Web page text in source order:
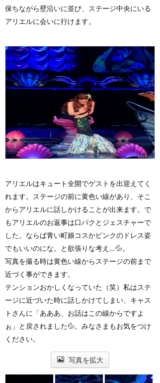
保ちながら壁沿いに並び、ステージ中央にいる
アリエルに会いに行けます。
アリエルはキュート全開でゲストを出迎えてく
れます。ステージの前に黄色い線があり、そこ
からアリエルに話しかけることが出来ます。で
もアリエルのお返事は口パクとジェスチャーで
した。ならば青い町娘コスかピンクのドレス姿
でもいいのにな。と欲張りな考え…💦。
写真を撮る時は黄色い線からステージの前まで
近づく事ができます。
テンションおかしくなっていた（笑）私はステ
ージに近づいた時に話しかけてしまい、キャス
トさんに「あああ、お話はこの線からですよ
ぉ」と戻されました💦。みなさまもお気をつけ
ください。
写真を拡大